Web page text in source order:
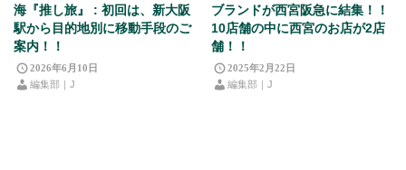
海『推し旅』 : 初回は、新大阪
駅から目的地別に移動手段のご
案内！！
2026年6月10日
編集部｜J
ブランドが西宮阪急に結集！！
10店舗の中に西宮のお店が2店
舗！！
2025年2月22日
編集部｜J